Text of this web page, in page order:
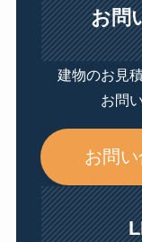
お問
建物のお見
お問
お問